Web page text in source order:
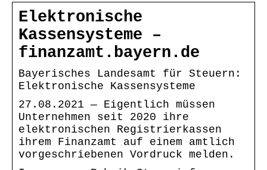
Elektronische
Kassensysteme –
finanzamt.bayern.de
Bayerisches Landesamt für Steuern:
Elektronische Kassensysteme
27.08.2021 — Eigentlich müssen
Unternehmen seit 2020 ihre
elektronischen Registrierkassen
ihrem Finanzamt auf einem amtlich
vorgeschriebenen Vordruck melden.